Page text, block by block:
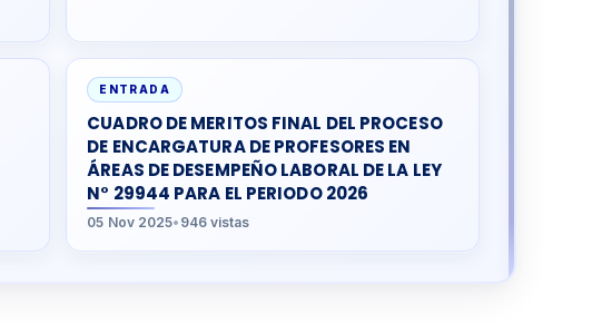
ENTRADA
CUADRO DE MERITOS FINAL DEL PROCESO
DE ENCARGATURA DE PROFESORES EN
ÁREAS DE DESEMPEÑO LABORAL DE LA LEY
N° 29944 PARA EL PERIODO 2026
05 Nov 2025• 946 vistas